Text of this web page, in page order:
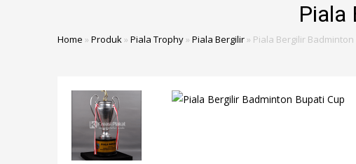
Piala
Home » Produk» Piala Trophy» Piala Bergilir» Piala Bergilir Badminton